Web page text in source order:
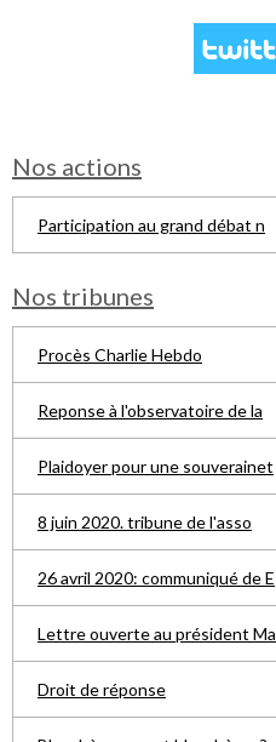
Nos actions
Participation au grand débat n
Nos tribunes
Procès Charlie Hebdo
Reponse à l'observatoire de la
Plaidoyer pour une souverainet
8 juin 2020. tribune de l'asso
26 avril 2020: communiqué de E
Lettre ouverte au président Ma
Droit de réponse